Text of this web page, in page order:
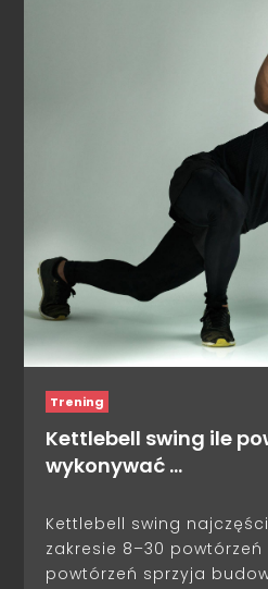
Trening
Kettlebell swing ile
wykonywać …
Kettlebell swing
zakresie 8–30 powtórzeń
powtórzeń sprzyja